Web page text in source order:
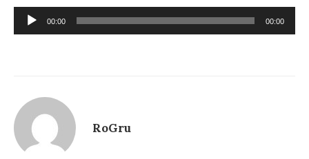
Audio-
Player
00:00 00:00
RoGru